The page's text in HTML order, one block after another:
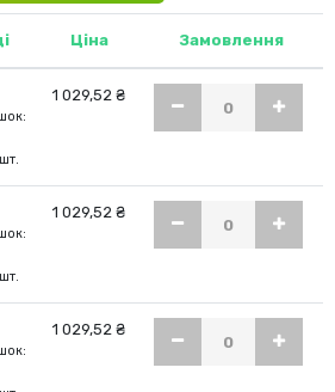
Ціна Замовлення
1 029,52 ₴
1 029,52 ₴
1 029,52 ₴